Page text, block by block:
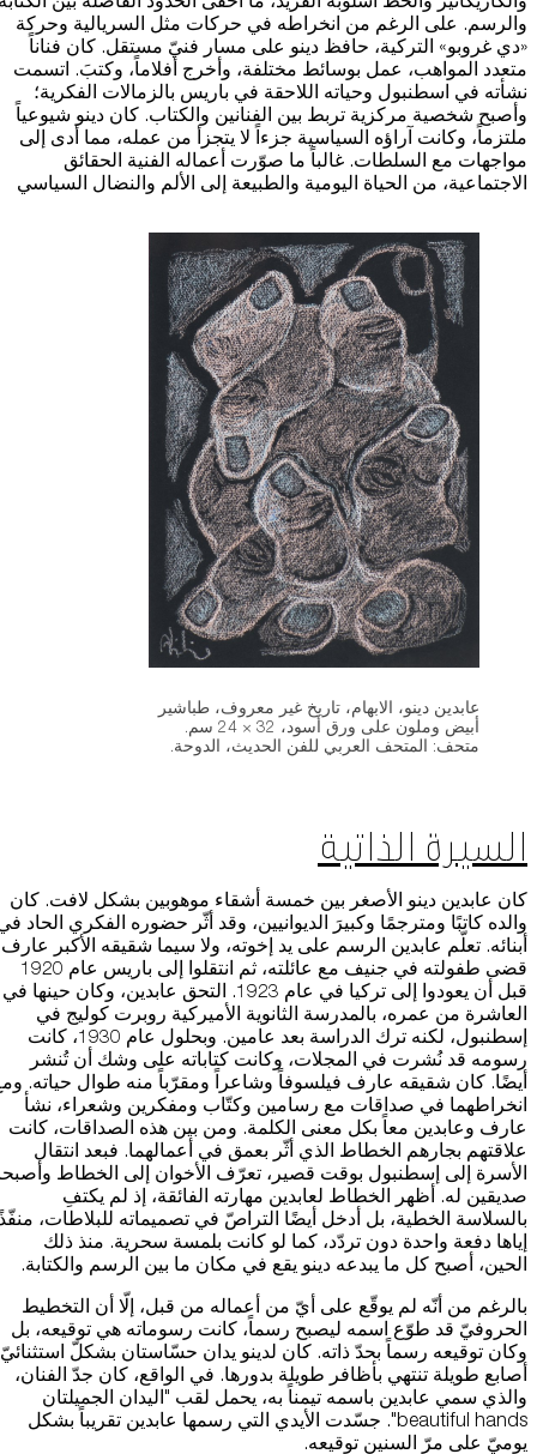
والرسم. على الرغم من انخراطه في حركات مثل السريالية وحركة
«دي غروبو» التركية، حافظ دينو على مسار فنيّ مستقل. كان فناناً
متعدد المواهب، عمل بوسائط مختلفة، وأخرج أفلاماً، وكتبَ. اتسمت
نشأته في اسطنبول وحياته اللاحقة في باريس بالزمالات الفكرية؛
وأصبح شخصية مركزية تربط بين الفنانين والكتاب. كان دينو شيوعياً
ملتزماً، وكانت آراؤه السياسية جزءاً لا يتجزأ من عمله، مما أدى إلى
مواجهات مع السلطات. غالباً ما صوّرت أعماله الفنية الحقائق
الاجتماعية، من الحياة اليومية والطبيعة إلى الألم والنضال السياسي
عابدين دينو، الابهام، تاريخ غير معروف، طباشير
أبيض وملون على ورق أسود، 32 × 24 سم.
متحف: المتحف العربي للفن الحديث، الدوحة.
السيرة الذاتية
كان عابدين دينو الأصغر بين خمسة أشقاء موهوبين بشكل لافت. كان
والده كاتبًا ومترجمًا وكبيرَ الديوانيين، وقد أثّر حضوره الفكري الحاد
أبنائه. تعلّم عابدين الرسم على يد إخوته، ولا سيما شقيقه الأكبر
قضى طفولته في جنيف مع عائلته، ثم انتقلوا إلى باريس عام 1920
قبل أن يعودوا إلى تركيا في عام 1923. التحق عابدين، وكان حينها في
العاشرة من عمره، بالمدرسة الثانوية الأميركية روبرت كوليج في
إسطنبول، لكنه ترك الدراسة بعد عامين. وبحلول عام 1930، كانت
رسومه قد نُشرت في المجلات، وكانت كتاباته على وشك أن تُنشر
أيضًا. كان شقيقه عارف فيلسوفاً وشاعراً ومقرّباً منه طوال حياته.
انخراطهما في صداقات مع رسامين وكتّاب ومفكرين وشعراء، نشأ
عارف وعابدين معاً بكل معنى الكلمة. ومن بين هذه الصداقات، كانت
علاقتهم بجارهم الخطاط الذي أثّر بعمق في أعمالهما. فبعد انتقال
الأسرة إلى إسطنبول بوقت قصير، تعرّف الأخوان إلى الخطاط
صديقين له. أظهر الخطاط لعابدين مهارته الفائقة، إذ لم يكتفِ
بالسلاسة الخطية، بل أدخل أيضًا التراصّ في تصميماته للبلاطات،
إياها دفعة واحدة دون تردّد، كما لو كانت بلمسة سحرية. منذ ذلك
الحين، أصبح كل ما يبدعه دينو يقع في مكان ما بين الرسم والكتابة.
بالرغم من أنّه لم يوقّع على أيّ من أعماله من قبل، إلّا أن التخطيط
الحروفيّ قد طوّع اسمه ليصبح رسماً، كانت رسوماته هي توقيعه، بل
وكان توقيعه رسماً بحدّ ذاته. كان لدينو يدان حسّاستان بشكلّ استثنائيّ
أصابع طويلة تنتهي بأظافر طويلة بدورها. في الواقع، كان جدّ الفنان،
والذي سمي عابدين باسمه تيمناً به، يحمل لقب "اليدان الجميلتان
beautiful hands". جسّدت الأيدي التي رسمها عابدين تقريباً بشكل
يوميّ على مرّ السنين توقيعه.
استضافة الفعاليات
اتصل بنا
سهولة الوصول والحركة
الشروط والأحكام
سياسة ملفات تعريف الارتباط